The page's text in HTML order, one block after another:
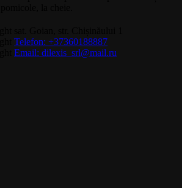
Telefon: +37360188887
Email: dilexis_srl@mail.ru